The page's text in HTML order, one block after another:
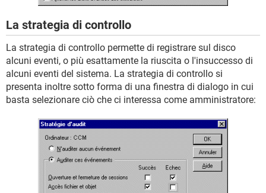
La strategia di controllo
La strategia di controllo permette di registrare sul disco
alcuni eventi, o più esattamente la riuscita o l'insuccesso di
alcuni eventi del sistema. La strategia di controllo si
presenta inoltre sotto forma di una finestra di dialogo in cui
basta selezionare ciò che ci interessa come amministratore: